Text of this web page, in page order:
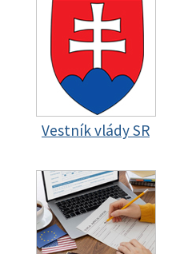
Vestník vlády SR